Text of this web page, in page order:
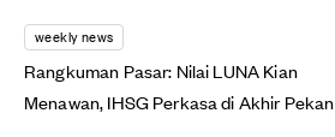
weekly news
Rangkuman Pasar: Nilai LUNA Kian
Menawan, IHSG Perkasa di Akhir Pekan